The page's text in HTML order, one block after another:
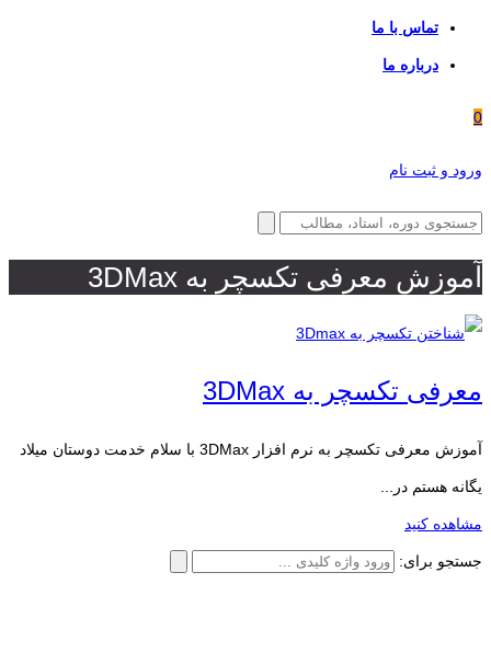
تماس با ما
درباره ما
0
ورود و ثبت نام
آموزش معرفی تکسچر به 3DMax
معرفی تکسچر به 3DMax
آموزش معرفی تکسچر به نرم افزار 3DMax با سلام خدمت دوستان میلاد
یگانه هستم در...
مشاهده کنید
جستجو برای: